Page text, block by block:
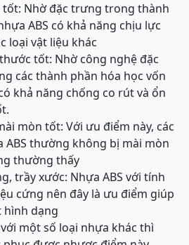
tốt: Nhờ đặc trưng trong thành
ABS có khả năng chịu lực
loại vật liệu khác
tốt: Nhờ công nghệ đặc
các thành phần hóa học vốn
khả năng chống co rút và ổn
mòn tốt: Với ưu điểm này, các
ABS thường không bị mài mòn
thường thấy
trầy xước: Nhựa ABS với tính
cứng nên đây là ưu điểm giúp
hình dạng
một số loại nhựa khác thì